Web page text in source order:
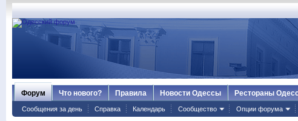
Форум
Сообщения за день Справка Календарь Сообщество Опции форума
Что нового? Правила Новости Одессы Рестораны